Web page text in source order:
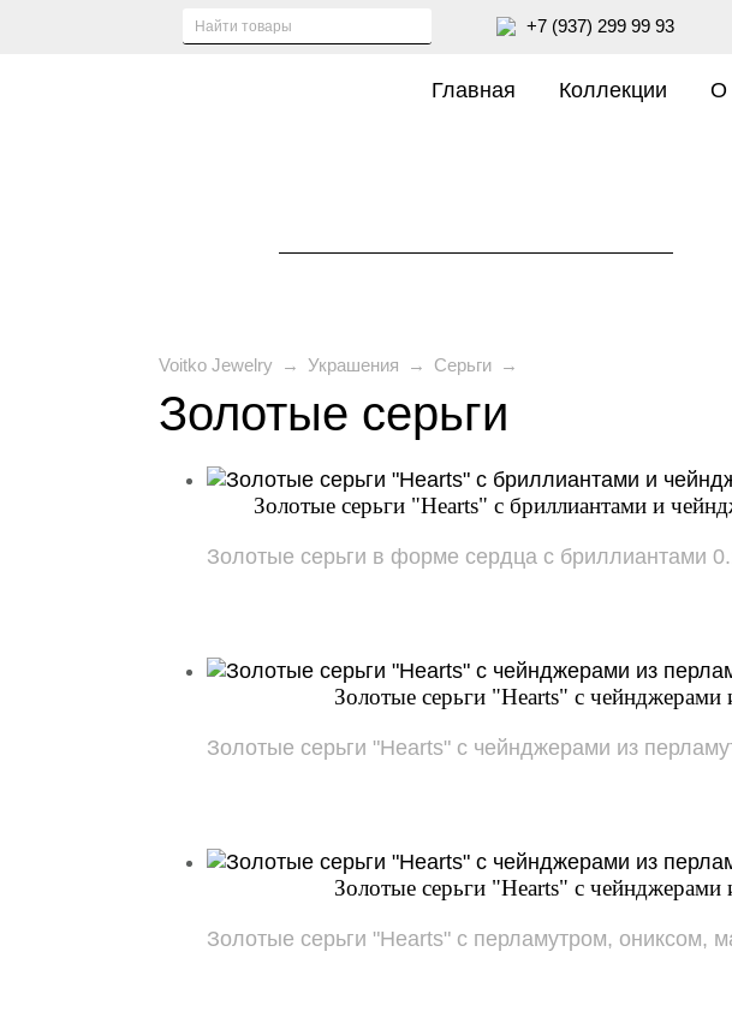
+7 (937) 299 99 93
Главная Коллекции О
Voitko Jewelry → Украшения → Серьги →
Золотые серьги
Золотые серьги "Hearts" с бриллиантами и
Золотые серьги в форме сердца с бриллиантами
Золотые серьги "Hearts" с чейнджерами
Золотые серьги "Hearts" с чейнджерами из
Золотые серьги "Hearts" с чейнджерами
Золотые серьги "Hearts" с перламутром, ониксом,